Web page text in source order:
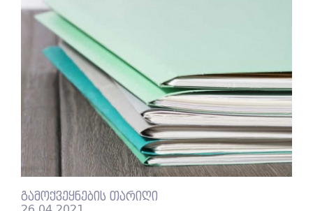
გამოქვეყნების თარიღი